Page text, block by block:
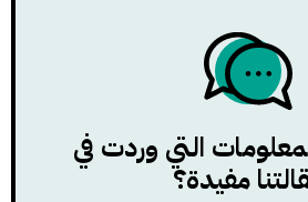
التي وردت في
مفيدة؟